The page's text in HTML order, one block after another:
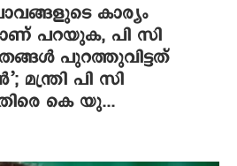
കാര്യം
പറയുക, പി സി
പുറത്തുവിട്ടത്
മന്ത്രി പി സി
കെ യു...